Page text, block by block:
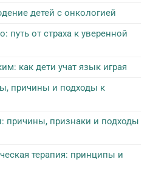
детей с онкологией
путь от страха к уверенной
как дети учат язык играя
причины и подходы к
причины, признаки и подходы
терапия: принципы и